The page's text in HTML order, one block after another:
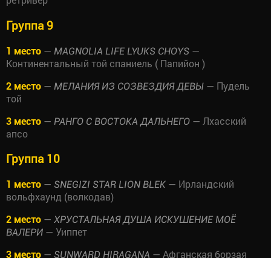
Группа 9
1 место — MAGNOLIA LIFE LYUKS CHOYS —
Континентальный той спаниель ( Папийон )
2 место — МЕЛАНИЯ ИЗ СОЗВЕЗДИЯ ДЕВЫ — Пудель
той
3 место — РАНГО С ВОСТОКА ДАЛЬНЕГО — Лхасский
апсо
Группа 10
1 место — SNEGIZI STAR LION BLEK — Ирландский
вольфхаунд (волкодав)
2 место — ХРУСТАЛЬНАЯ ДУША ИСКУШЕНИЕ МОЁ
ВАЛЕРИ — Уиппет
3 место — SUNWARD HIRAGANA — Афганская борзая